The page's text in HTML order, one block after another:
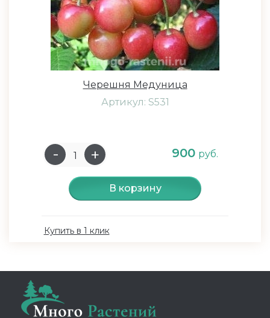
Черешня Медуница
Артикул: S531
900 руб.
В корзину
Купить в 1 клик